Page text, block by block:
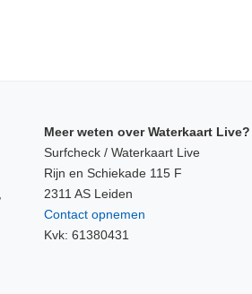
Meer weten over Waterkaart Live?
Surfcheck / Waterkaart Live
Rijn en Schiekade 115 F
2311 AS Leiden
Contact opnemen
Kvk: 61380431